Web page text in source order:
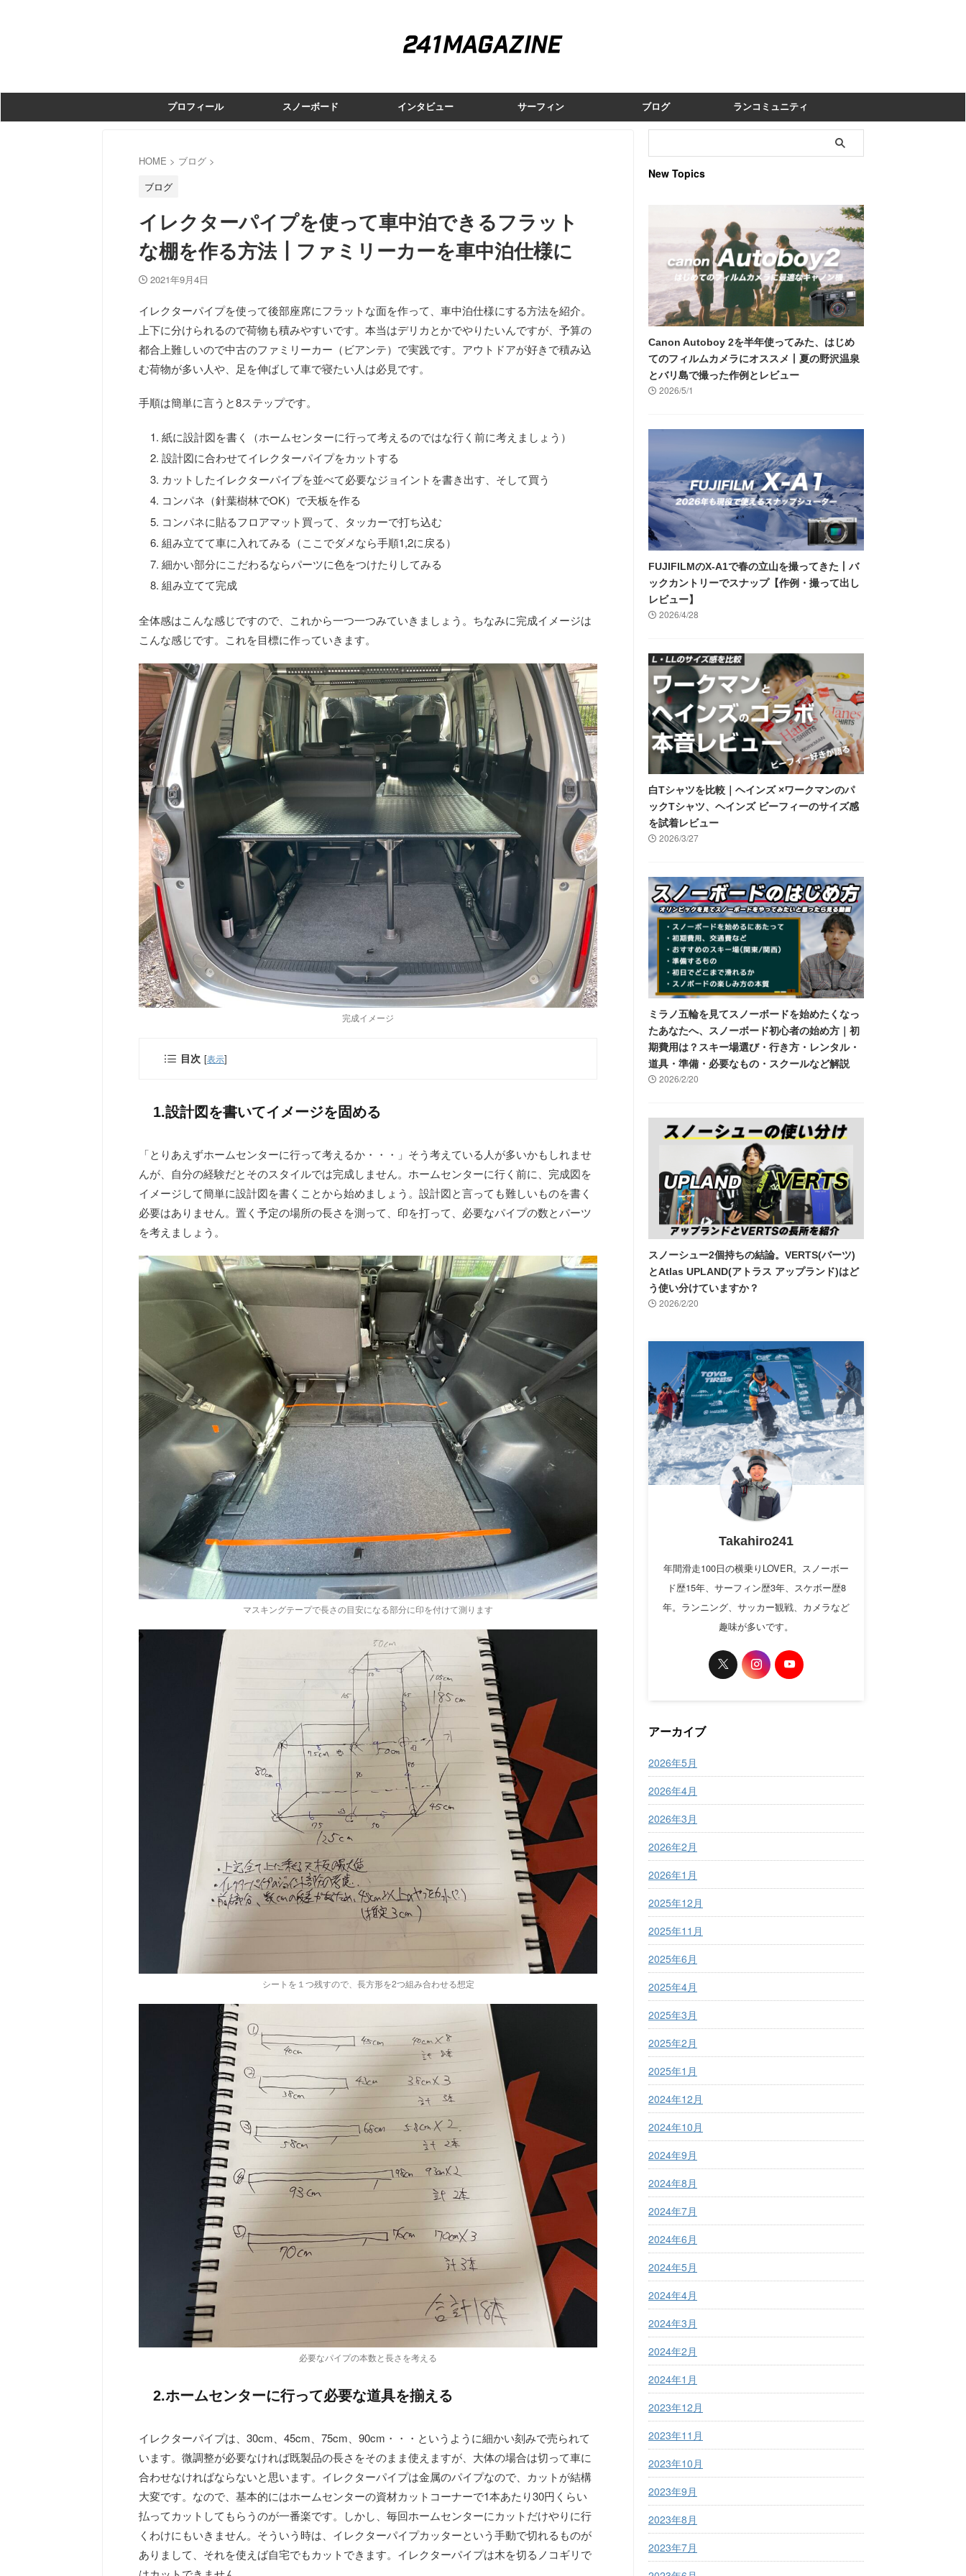
プロフィール スノーボード インタビュー サーフィン ブログ ランコミュニティ
HOME > ブログ >
ブログ
イレクターパイプを使って車中泊できるフラット
な棚を作る方法┃ファミリーカーを車中泊仕様に
2021年9月4日
イレクターパイプを使って後部座席にフラットな面を作って、車中泊仕様にする方法を紹介。
上下に分けられるので荷物も積みやすいです。本当はデリカとかでやりたいんですが、予算の
都合上難しいので中古のファミリーカー（ビアンテ）で実践です。アウトドアが好きで積み込
む荷物が多い人や、足を伸ばして車で寝たい人は必見です。
手順は簡単に言うと8ステップです。
紙に設計図を書く（ホームセンターに行って考えるのではな行く前に考えましょう）
設計図に合わせてイレクターパイプをカットする
カットしたイレクターパイプを並べて必要なジョイントを書き出す、そして買う
コンパネ（針葉樹林でOK）で天板を作る
コンパネに貼るフロアマット買って、タッカーで打ち込む
組み立てて車に入れてみる（ここでダメなら手順1,2に戻る）
細かい部分にこだわるならパーツに色をつけたりしてみる
組み立てて完成
全体感はこんな感じですので、これから一つ一つみていきましょう。ちなみに完成イメージは
こんな感じです。これを目標に作っていきます。
完成イメージ
目次 [表示]
1.設計図を書いてイメージを固める
「とりあえずホームセンターに行って考えるか・・・」そう考えている人が多いかもしれませ
んが、自分の経験だとそのスタイルでは完成しません。ホームセンターに行く前に、完成図を
イメージして簡単に設計図を書くことから始めましょう。設計図と言っても難しいものを書く
必要はありません。置く予定の場所の長さを測って、印を打って、必要なパイプの数とパーツ
を考えましょう。
マスキングテープで長さの目安になる部分に印を付けて測ります
シートを１つ残すので、長方形を2つ組み合わせる想定
必要なパイプの本数と長さを考える
2.ホームセンターに行って必要な道具を揃える
イレクターパイプは、30cm、45cm、75cm、90cm・・・というように細かい刻みで売られて
います。微調整が必要なければ既製品の長さをそのまま使えますが、大体の場合は切って車に
合わせなければならないと思います。イレクターパイプは金属のパイプなので、カットが結構
大変です。なので、基本的にはホームセンターの資材カットコーナーで1本あたり30円くらい
払ってカットしてもらうのが一番楽です。しかし、毎回ホームセンターにカットだけやりに行
くわけにもいきません。そういう時は、イレクターパイプカッターという手動で切れるものが
ありまして、それを使えば自宅でもカットできます。イレクターパイプは木を切るノコギリで
New Topics
Canon Autoboy 2を半年使ってみた、はじめ
てのフィルムカメラにオススメ丨夏の野沢温泉
とバリ島で撮った作例とレビュー
2026/5/1
FUJIFILMのX-A1で春の立山を撮ってきた丨バ
ックカントリーでスナップ【作例・撮って出し
レビュー】
2026/4/28
白Tシャツを比較｜ヘインズ ×ワークマンのパ
ックTシャツ、ヘインズ ビーフィーのサイズ感
を試着レビュー
2026/3/27
ミラノ五輪を見てスノーボードを始めたくなっ
たあなたへ、スノーボード初心者の始め方｜初
期費用は？スキー場選び・行き方・レンタル・
道具・準備・必要なもの・スクールなど解説
2026/2/20
スノーシュー2個持ちの結論。VERTS(バーツ)
とAtlas UPLAND(アトラス アップランド)はど
う使い分けていますか？
2026/2/20
Takahiro241
年間滑走100日の横乗りLOVER。スノーボー
ド歴15年、サーフィン歴3年、スケボー歴8
年。ランニング、サッカー観戦、カメラなど
趣味が多いです。
アーカイブ
2026年5月
2026年4月
2026年3月
2026年2月
2026年1月
2025年12月
2025年11月
2025年6月
2025年4月
2025年3月
2025年2月
2025年1月
2024年12月
2024年10月
2024年9月
2024年8月
2024年7月
2024年6月
2024年5月
2024年4月
2024年3月
2024年2月
2024年1月
2023年12月
2023年11月
2023年10月
2023年9月
2023年8月
2023年7月